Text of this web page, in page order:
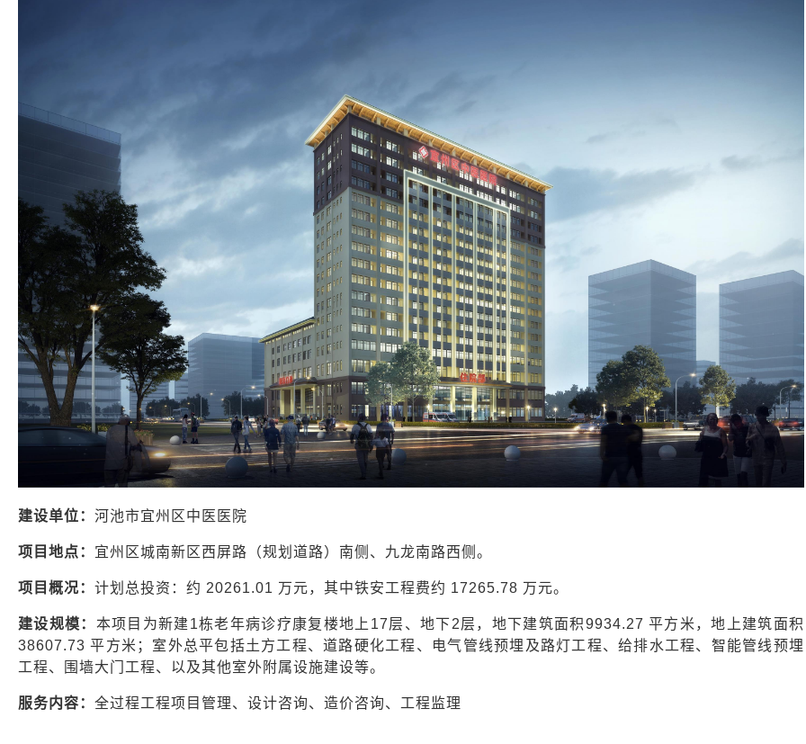
建设单位： 河池市宜州区中医医院
项目地点： 宜州区城南新区西屏路（规划道路）南侧、九龙南路西侧。
项目概况： 计划总投资：约 20261.01 万元，其中铁安工程费约 17265.78 万元。
建设规模： 本项目为新建1栋老年病诊疗康复楼地上17层、地下2层，地下建筑面积9934.27 平方米，地上建筑面积
38607.73 平方米；室外总平包括土方工程、道路硬化工程、电气管线预埋及路灯工程、给排水工程、智能管线预埋
工程、围墙大门工程、以及其他室外附属设施建设等。
服务内容： 全过程工程项目管理、设计咨询、造价咨询、工程监理